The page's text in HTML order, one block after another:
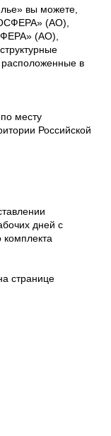
вы можете,
(АО),
(АО),
в
месту
Российской
дней с
странице